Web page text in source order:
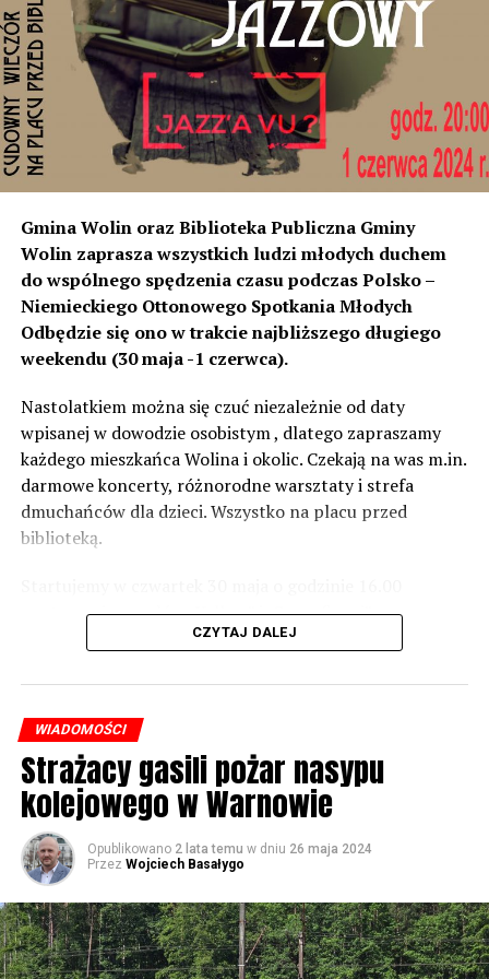
rozumiemy, że natężenie dźwięku wystarczyło do ich
instalacji, to na tym odcinku generują dokładnie ten sam
poziom dźwięku co tam. Sprawdzałyśmy, że odległość
naszych nieruchomości od drogi jest taka sama, a nawet
w stosunku do niektórych mniejsza niż tych, które są na
początku miejscowości chronione ekranami – mówi
Jolanta Podhajska.
Przedstawiciel GDDKiA mówi, że po roku od oddania
inwestycji będzie przeprowadzona ponowna analiza
hałasu, jeśli decybeli będzie więcej niż sądzono –
wówczas ekrany zostaną zamontowane.
– Jeżeli wyjdzie na to, że są przekroczone normy, to
zabezpieczeń. Dopóki nie będzie tych przekroczonych
norm dopuszczalnego hałasu, no to nie możemy nic
zrobić. Tam są odpowiednie normy – 61 i 56 decybeli –
zaznacza.
Foto: Wojciech Basałygo
Gmina Wolin oraz Biblioteka Publiczna Gminy
Wolin zaprasza wszystkich ludzi młodych duchem
do wspólnego spędzenia czasu podczas Polsko –
Niemieckiego Ottonowego Spotkania Młodych
Odbędzie się ono w trakcie najbliższego długiego
weekendu (30 maja -1 czerwca).
Nastolatkiem można się czuć niezależnie od daty
wpisanej w dowodzie osobistym , dlatego zapraszamy
każdego mieszkańca Wolina i okolic. Czekają na was m.in.
darmowe koncerty, różnorodne warsztaty i strefa
dmuchańców dla dzieci. Wszystko na placu przed
biblioteką.
występami zespołów „Yellow” i „Specyficzni”.
CZYTAJ DALEJ
WIADOMOŚCI
Strażacy gasili pożar nasypu
kolejowego w Warnowie
Opublikowano 2 lata temu w dniu 26 maja 2024
Przez Wojciech Basałygo